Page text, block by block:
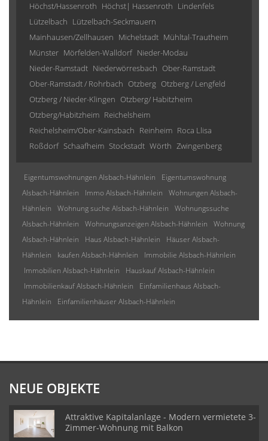
Höchst/Hassenroth Höchst| Hassenroth Lindenfels
Lützelbach Lützelbach-Seckmauern
Mainhausen/Zellhausen Michelstadt Mühltal-Trautheim
Münster Mörfelden-Walldorf Nieder-Modau
Nieder-Ramstadt Niederwörresbach Ober-Ramstadt
Ober-Ramstadt / Rohrbach Otzberg Otzberg / Lengfeld
Otzberg / Nieder-Klingen Otzberg/ Habitzheim
Otzberg/Habitzheim Reichelsheim
Reichelsheim/Ober-Kainsbach Reinheim Roca Llisa
Roßdorf Schaafheim Stockstadt Wörth Zwingenberg
Eigentumswohnungen Alsbach-Hähnlein
Eigentumswohnung
Alsbach-Hähnlein
Immo Alsbach-Hähnlein
Wohnungen Alsbach-
Hähnlein
Wohnung suche Alsbach-Hähnlein
Wohnungssuche
Alsbach-Hähnlein
Wohnungsanzeigen Alsbach-Hähnlein
Wohnung
Alsbach-Hähnlein
Haus Alsbach-Hähnlein
Häuser Alsbach-
Hähnlein
kaufen Alsbach-Hähnlein
Immobilie Alsbach-Hähnlein
Immobilien Alsbach-Hähnlein
Hauskauf Alsbach-Hähnlein
Immobilienkauf Alsbach-Hähnlein
Einfamilienhaus Alsbach-
Hähnlein
Einfamilienhäuser Alsbach-Hähnlein
NEUE OBJEKTE
Attraktive Kapitalanlage - Modern vermietete 3-
Zimmer-Wohnung mit Balkon